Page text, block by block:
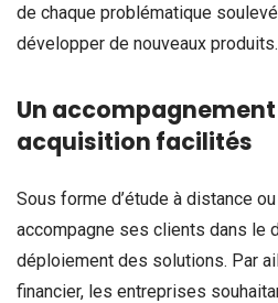
de chaque problématique
développer de nouveaux produits.
Un
acquisition facilités
Sous forme d’étude à distance
accompagne ses clients dans le
déploiement des solutions. Par
financier, les entreprises